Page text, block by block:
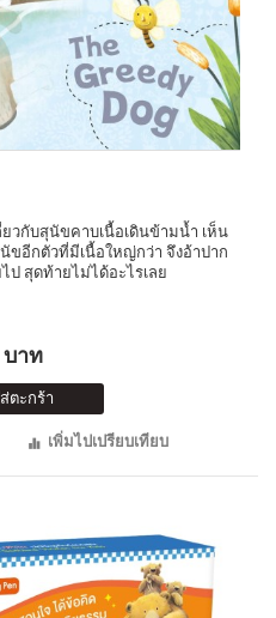
วกับสุนัขคาบเนื้อเดินข้ามน้ำ เห็น
นัขอีกตัวที่มีเนื้อใหญ่กว่า จึงอ้าปาก
ป สุดท้ายไม่ได้อะไรเลย
บาท
ตะกร้า
เพิ่มไปเปรียบเทียบ